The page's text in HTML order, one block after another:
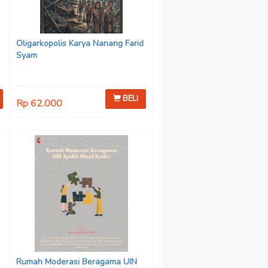
Oligarkopolis Karya Nanang Farid
Syam
Rp 62.000 BELI
Rumah Moderasi Beragama UIN